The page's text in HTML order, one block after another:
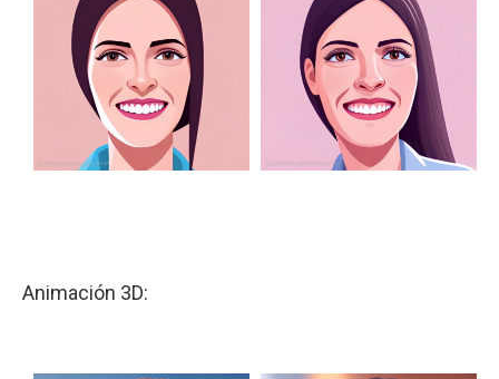
Animación 3D: